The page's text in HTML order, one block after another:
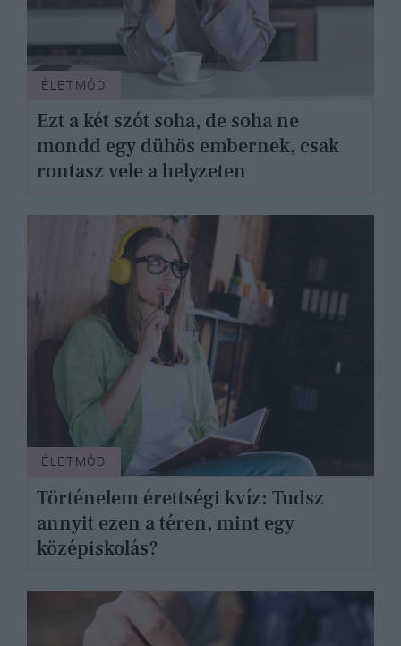
ÉLETMÓD
Ezt a két szót soha, de soha ne
mondd egy dühös embernek, csak
rontasz vele a helyzeten
ÉLETMÓD
Történelem érettségi kvíz: Tudsz
annyit ezen a téren, mint egy
középiskolás?